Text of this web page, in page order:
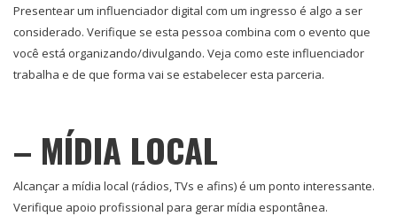
Presentear um influenciador digital com um ingresso é algo a ser
considerado. Verifique se esta pessoa combina com o evento que
você está organizando/divulgando. Veja como este influenciador
trabalha e de que forma vai se estabelecer esta parceria.
– MÍDIA LOCAL
Alcançar a mídia local (rádios, TVs e afins) é um ponto interessante.
Verifique apoio profissional para gerar mídia espontânea.